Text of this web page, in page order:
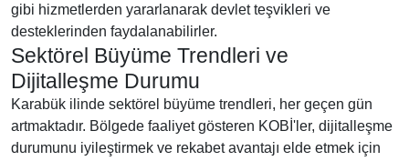
gibi hizmetlerden yararlanarak devlet teşvikleri ve
desteklerinden faydalanabilirler.
Sektörel Büyüme Trendleri ve
Dijitalleşme Durumu
Karabük ilinde sektörel büyüme trendleri, her geçen gün
artmaktadır. Bölgede faaliyet gösteren KOBİ'ler, dijitalleşme
durumunu iyileştirmek ve rekabet avantajı elde etmek için